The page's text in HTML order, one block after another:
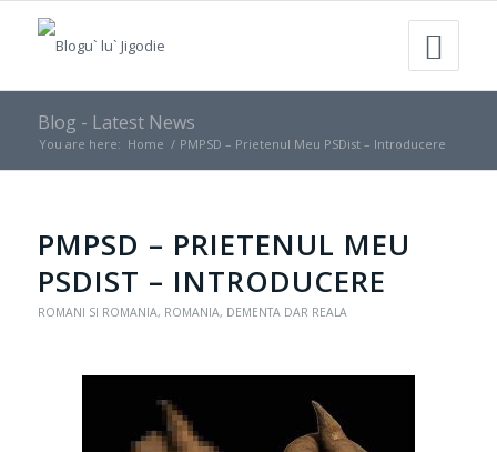
Blog - Latest News
You are here: Home / PMPSD – Prietenul Meu PSDist – Introducere
PMPSD – PRIETENUL MEU
PSDIST – INTRODUCERE
ROMANI SI ROMANIA, ROMANIA, DEMENTA DAR REALA